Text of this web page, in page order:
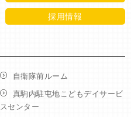
採用情報
自衛隊前ルーム
真駒内駐屯地こどもデイサービ
スセンター